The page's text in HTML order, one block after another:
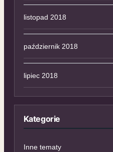
listopad 2018
październik 2018
lipiec 2018
Kategorie
Inne tematy